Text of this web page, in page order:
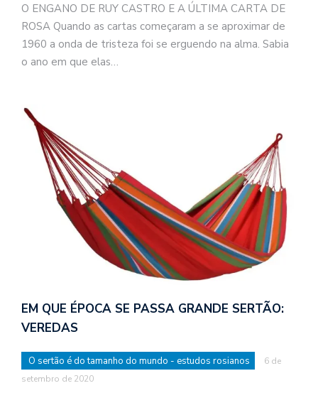
O ENGANO DE RUY CASTRO E A ÚLTIMA CARTA DE
ROSA Quando as cartas começaram a se aproximar de
1960 a onda de tristeza foi se erguendo na alma. Sabia
o ano em que elas…
EM QUE ÉPOCA SE PASSA GRANDE SERTÃO:
VEREDAS
O sertão é do tamanho do mundo - estudos rosianos
6 de
setembro de 2020